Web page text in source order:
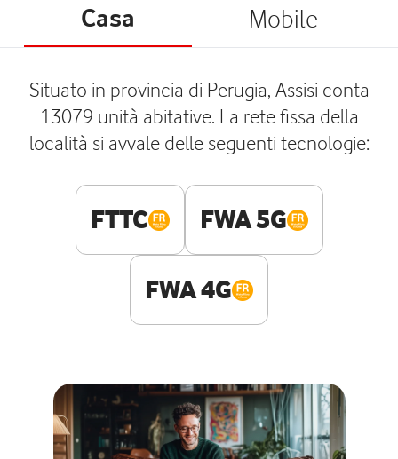
Casa Mobile
Situato in provincia di Perugia, Assisi conta
13079 unità abitative. La rete fissa della
località si avvale delle seguenti tecnologie:
FTTC FWA 5G
FWA 4G